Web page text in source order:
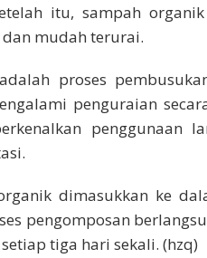
itu, sampah
mudah terurai.
proses
penguraian
penggunaan
dimasukkan ke
pengomposan
tiga hari sekali. (hzq)